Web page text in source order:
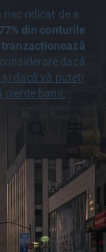
risc ridicat de a
din conturile
dacă
dacă vă puteți
pierde banii.